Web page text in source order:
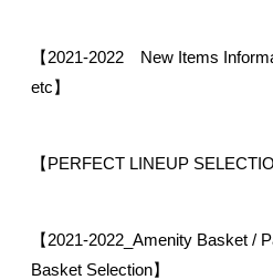
【2021-2022 New Items
etc】
【PERFECT LINEUP
【2021-2022_Amenity Basket /
Basket Selection】